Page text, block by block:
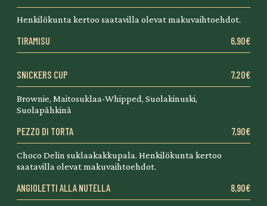
Henkilökunta kertoo saatavilla olevat makuvaihtoehdot.
TIRAMISU 6,90€
SNICKERS CUP 7,20€
Brownie, Maitosuklaa-Whipped, Suolakinuski,
Suolapähkinä
PEZZO DI TORTA 7,90€
Choco Delin suklaakakkupala. Henkilökunta kertoo
saatavilla olevat makuvaihtoehdot.
ANGIOLETTI ALLA NUTELLA 8,90€